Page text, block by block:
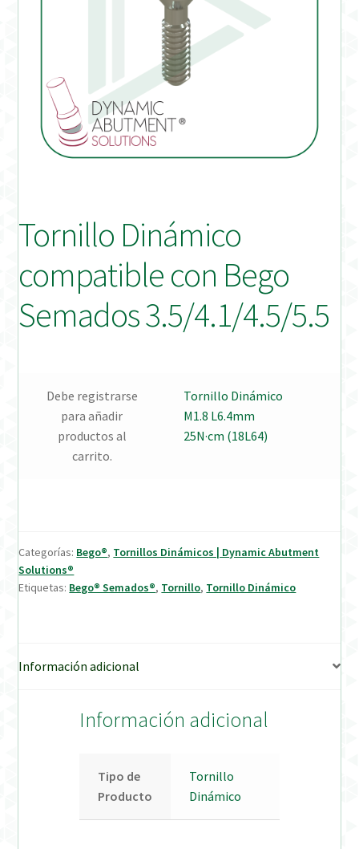
Instrucciones de uso
Instrucciones de uso (ESP)
Mi cuenta
On-line Store
Productos Favoritos
Verification Required
Welcome to DELTA Abutments | Tienda Online!
Tornillo Dinámico
compatible con Bego
Semados 3.5/4.1/4.5/5.5
Debe registrarse
para añadir
productos al
carrito.
Tornillo Dinámico
M1.8 L6.4mm
25N·cm (18L64)
Categorías: Bego®, Tornillos Dinámicos | Dynamic Abutment
Solutions®
Etiquetas: Bego® Semados®, Tornillo, Tornillo Dinámico
Información adicional
Información adicional
Tipo de
Producto
Tornillo
Dinámico